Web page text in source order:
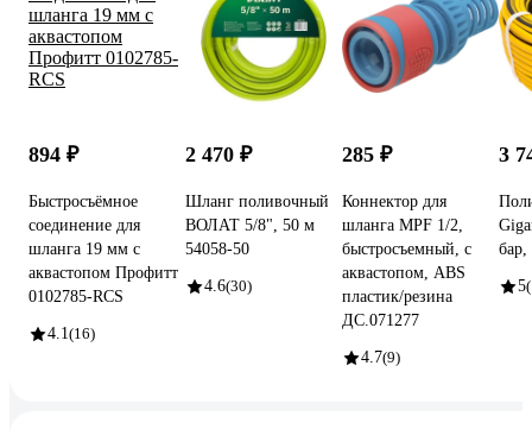
894 ₽
Быстросъёмное
соединение для
шланга 19 мм с
аквастопом Профитт
0102785-RCS
4.1 (16)
2 470 ₽
Шланг поливочный
ВОЛАТ 5/8", 50 м
54058-50
4.6(30)
285 ₽
Коннектор для
шланга MPF 1/2,
быстросъемный, с
аквастопом, ABS
пластик/резина
ДС.071277
4.7(9)
3
бар,
5